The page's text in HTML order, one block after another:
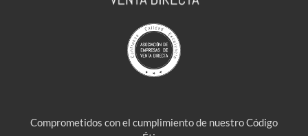
Comprometidos con el cumplimiento de nuestro Código